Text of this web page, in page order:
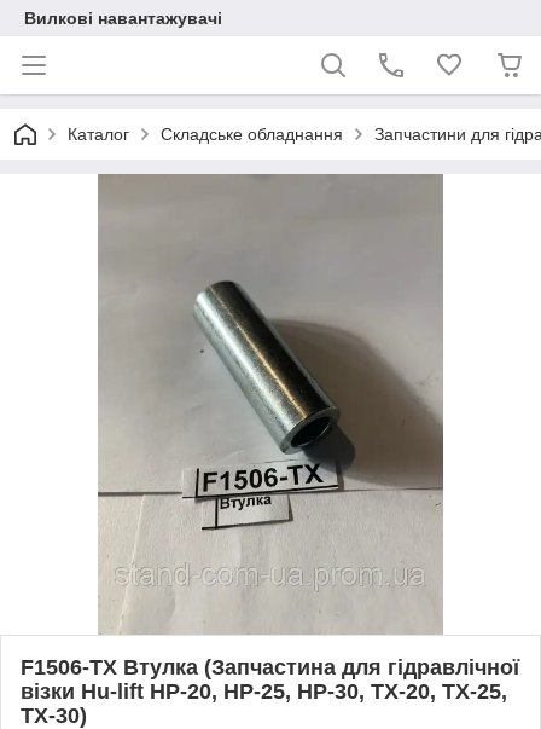
Вилкові навантажувачі
Каталог Складське обладнання Запчастини для
F1506-TX Втулка (Запчастина для гідравлічної
візки Hu-lift HP-20, HP-25, HP-30, TX-20, TX-25,
TX-30)